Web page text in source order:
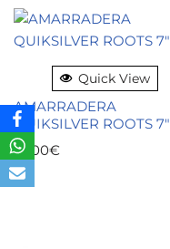
Quick View
AMARRADERA
QUIKSILVER ROOTS 7″
35,00€